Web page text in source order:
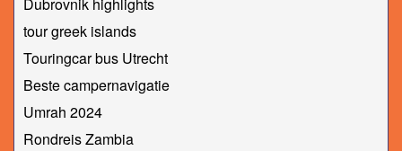
Dubrovnik highlights
tour greek islands
Touringcar bus Utrecht
Beste campernavigatie
Umrah 2024
Rondreis Zambia